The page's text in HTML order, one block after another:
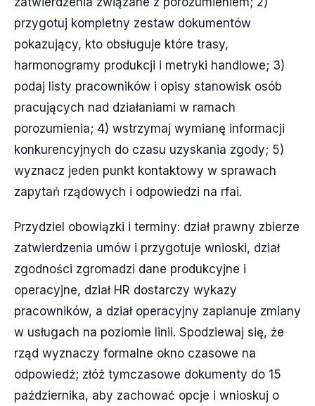
przygotuj kompletny zestaw dokumentów
pokazujący, kto obsługuje które trasy,
harmonogramy produkcji i metryki handlowe; 3)
podaj listy pracowników i opisy stanowisk osób
pracujących nad działaniami w ramach
porozumienia; 4) wstrzymaj wymianę informacji
konkurencyjnych do czasu uzyskania zgody; 5)
wyznacz jeden punkt kontaktowy w sprawach
zapytań rządowych i odpowiedzi na rfai.
Przydziel obowiązki i terminy: dział prawny zbierze
zatwierdzenia umów i przygotuje wnioski, dział
zgodności zgromadzi dane produkcyjne i
operacyjne, dział HR dostarczy wykazy
pracowników, a dział operacyjny zaplanuje zmiany
w usługach na poziomie linii. Spodziewaj się, że
rząd wyznaczy formalne okno czasowe na
odpowiedź; złóż tymczasowe dokumenty do 15
października, aby zachować opcje i wnioskuj o